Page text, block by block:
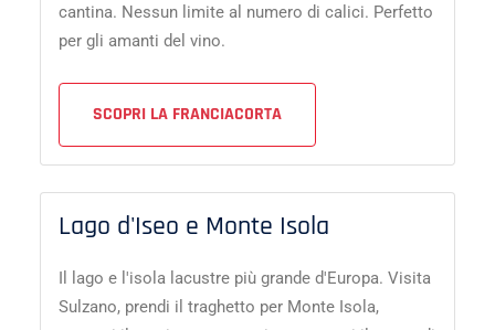
cantina. Nessun limite al numero di calici. Perfetto
per gli amanti del vino.
SCOPRI LA FRANCIACORTA
Lago d'Iseo e Monte Isola
Il lago e l'isola lacustre più grande d'Europa. Visita
Sulzano, prendi il traghetto per Monte Isola,